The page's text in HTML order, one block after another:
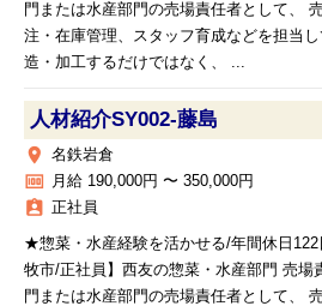
門または水産部門の売場責任者として、
注・在庫管理、スタッフ育成などを担当
造・加工するだけではなく、 ...
人材紹介SY002‐藤島
place 名鉄岩倉
money 月給 190,000円 〜 350,000円
assignment_ind 正社員
★惣菜・水産経験を活かせる/年間休日
牧市/正社員】西友の惣菜・水産部門 売場
門または水産部門の売場責任者として、